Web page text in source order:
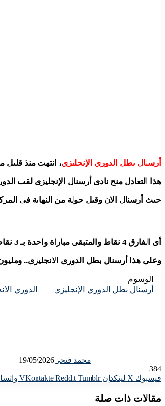
أرسنال بطل الدوري الإنجليزي، انتهت منذ قليل
هذا التعادل منح نادى أرسنال الإنجليزى لقب
حيث أرسنال الان وقبل جولة من النهاية فى المركز الاول برصيد 82 نقطة، بينما مانشيستر سيتى فى
أى الفارق 4 نقاط والمتبقى مباراة واحدة بـ 3 نقاط.
وعلى هذا أرسنال بطل الدورى الانجليزى..
الوسوم
أرسنال بطل الدوري الإنجليزي
الدوري
محمد فتحى19/05/2026
384
فيسبوك X لينكدإن
مقالات ذات صلة